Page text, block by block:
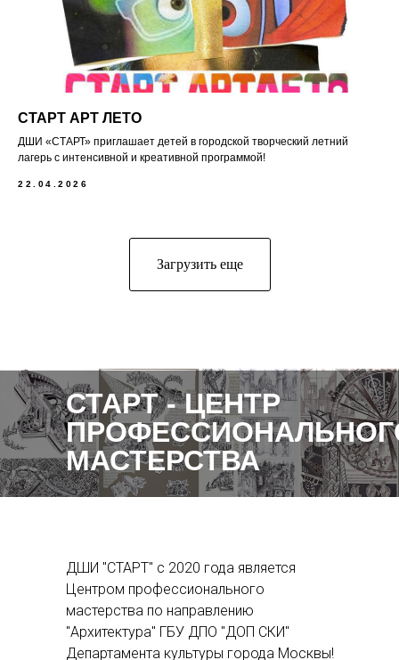
СТАРТ АРТ ЛЕТО
ДШИ «СТАРТ» приглашает детей в городской творческий летний
лагерь с интенсивной и креативной программой!
22.04.2026
Загрузить еще
СТАРТ - ЦЕНТР
МАСТЕРСТВА
ДШИ "СТАРТ" с 2020 года является
Центром профессионального
мастерства по направлению
"Архитектура" ГБУ ДПО "ДОП СКИ"
Департамента культуры города Москвы!